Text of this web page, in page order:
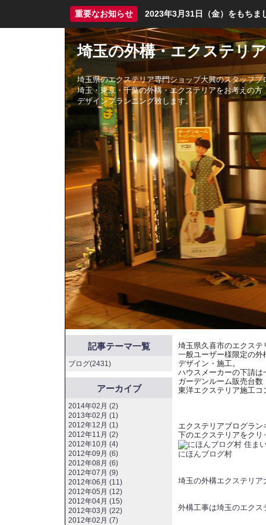
重要なお知らせ 2023年3月31日（金）をもちま
埼玉の外構・エクステリ
埼玉県のエクステリア専門ショップ大興のスタッフブ
埼玉・東京・千葉の外構・エクステリアをお考えの方
デザインプランニング致します。
埼玉県久喜市のエクス
一般ユーザー様限定の外
デザイン・施工。
ハウスメーカーの下請
ガーデンルーム販売
東洋エクステリア施工
エクステリアブログラ
下のエクステリアをク
にほんブログ村
埼玉の外構エクステリア
外構工事は埼玉のエクス
記事テーマ一覧
ブログ(2431)
アーカイブ
2014年02月 (2)
2013年02月 (1)
2012年12月 (1)
2012年11月 (2)
2012年10月 (4)
2012年09月 (6)
2012年08月 (6)
2012年07月 (9)
2012年06月 (11)
2012年05月 (12)
2012年04月 (15)
2012年03月 (22)
2012年02月 (7)